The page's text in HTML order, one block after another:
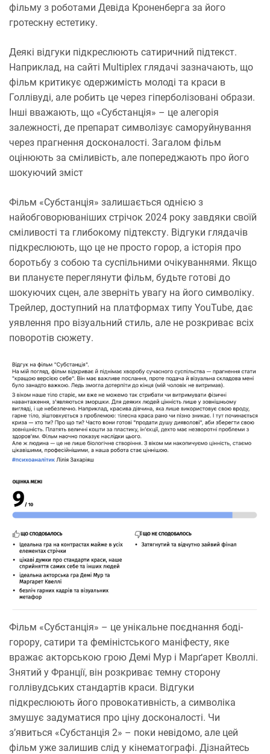
фільму з роботами Девіда Кроненберга за його
гротескну естетику.
Деякі відгуки підкреслюють сатиричний підтекст.
Наприклад, на сайті Multiplex глядачі зазначають, що
фільм критикує одержимість молоді та краси в
Голлівуді, але робить це через гіперболізовані образи.
Інші вважають, що «Субстанція» – це алегорія
залежності, де препарат символізує саморуйнування
через прагнення досконалості. Загалом фільм
оцінюють за сміливість, але попереджають про його
шокуючий зміст
Фільм «Субстанція» залишається однією з
найобговорюваніших стрічок 2024 року завдяки своїй
сміливості та глибокому підтексту. Відгуки глядачів
підкреслюють, що це не просто горор, а історія про
боротьбу з собою та суспільними очікуваннями. Якщо
ви плануєте переглянути фільм, будьте готові до
шокуючих сцен, але зверніть увагу на його символіку.
Трейлер, доступний на платформах типу YouTube, дає
уявлення про візуальний стиль, але не розкриває всіх
поворотів сюжету.
Фільм «Субстанція» – це унікальне поєднання боді-
горору, сатири та феміністського маніфесту, яке
вражає акторською грою Демі Мур і Марґарет Кволлі.
Знятий у Франції, він розкриває темну сторону
голлівудських стандартів краси. Відгуки
підкреслюють його провокативність, а символіка
змушує задуматися про ціну досконалості. Чи
з’явиться «Субстанція 2» – поки невідомо, але цей
фільм уже залишив слід у кінематографі. Дізнайтесь